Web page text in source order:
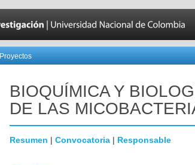
Proyectos
BIOQUÍMICA Y
DE LAS
Resumen | Convocatoria | Responsable